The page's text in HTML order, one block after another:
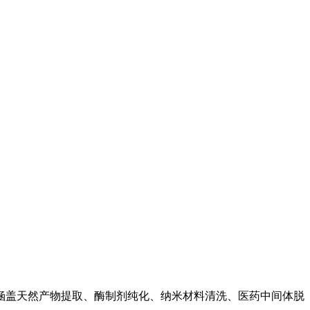
天然产物提取、酶制剂纯化、纳米材料清洗、医药中间体脱